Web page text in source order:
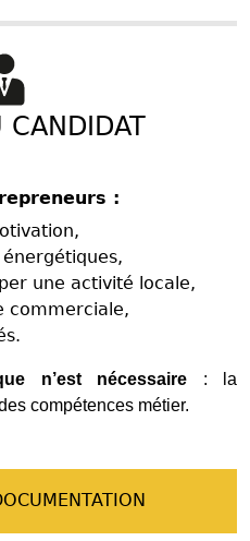
CANDIDAT
:
une activité locale,
commerciale,
n’est nécessaire : la
compétences métier.